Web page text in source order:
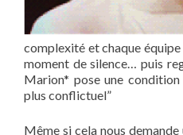
complexité et chaque
moment de silence… puis
Marion* pose une
plus conflictuel”
Même si cela nous